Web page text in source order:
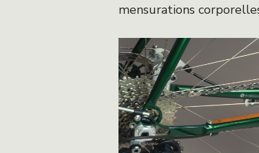
mensurations